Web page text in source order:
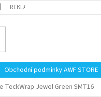
REKLAMACE A VRÁCENÍ ZBOŽÍ
Obchodní podmínky AWF STORE
TeckWrap Jewel Green SMT16